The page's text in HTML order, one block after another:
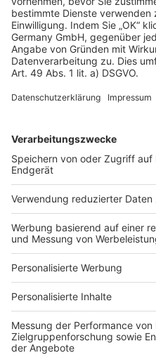
AGB-Übersicht
Datenschutz
Impressum
Services
Bauprojekt-Quiz
Häuser-Suche
Hausanbieter-Suche
Bauprojekt-Profil
Für Unternehmen
Ihre Baufirma auf
Kostenloses